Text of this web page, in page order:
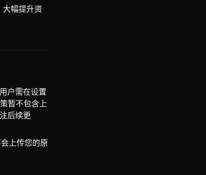
大幅提升资
户需在设置
暂不包含上
后续更
上传您的原